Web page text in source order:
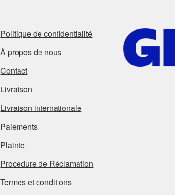
Politique de confidentialité
À propos de nous
Contact
Livraison
Livraison internationale
Paiements
Plainte
Procédure de Réclamation
Termes et conditions